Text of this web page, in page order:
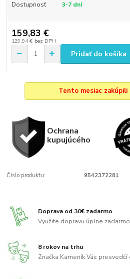
Dostupnosť 3-7 dní
159,83 €
129,94 € bez DPH
Pridať do košíka
Tento mesiac zakúpili
Ochrana
kupujúcého
Číslo produktu: 9542372281
Doprava od 30€ zadarmo
Využite dopravu úplne zadarmo
8 rokov na trhu
Značka Kameník Vás presvedčí